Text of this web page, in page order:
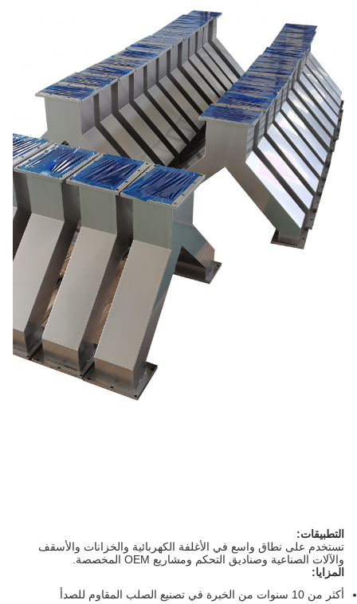
التطبيقات:
تستخدم على نطاق واسع في الأغلفة الكهربائية والخزانات والأسقف
والآلات الصناعية وصناديق التحكم ومشاريع OEM المخصصة.
المزايا:
أكثر من 10 سنوات من الخبرة في تصنيع الصلب المقاوم للصدأ